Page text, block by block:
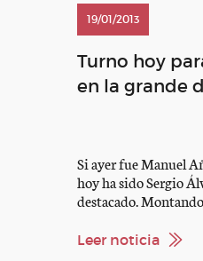
19/01/2013
Turno hoy
en la grande
Si ayer fue Manuel
hoy ha sido Sergio
destacado.
Schwizer (Coodgirl).
Leer noticia